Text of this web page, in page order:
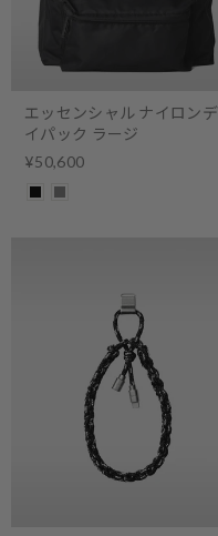
エッセンシャル ナイロンデ
イパック ラージ
¥50,600